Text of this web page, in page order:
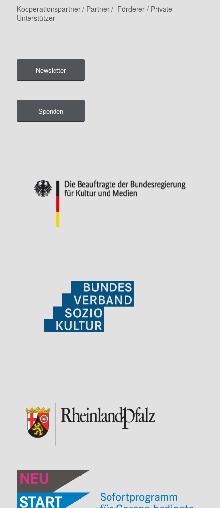
Kooperationspartner / Partner / Förderer / Private
Unterstützer
Newsletter
Spenden